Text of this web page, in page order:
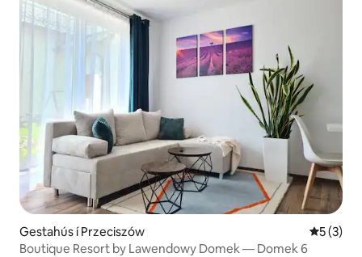
Gestahús í Przeciszów 5 af 5 í
5 (3)
Boutique Resort by Lawendowy Domek — Domek 6